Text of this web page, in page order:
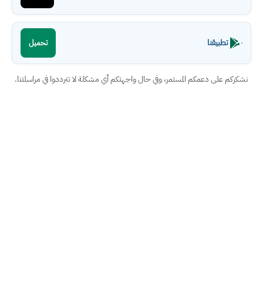
تطبيقنا تحميل
نشكركم على دعمكم المستمر، وفي حال واجهتكم أي مشكلة لا تترددوا في مراسلتنا.